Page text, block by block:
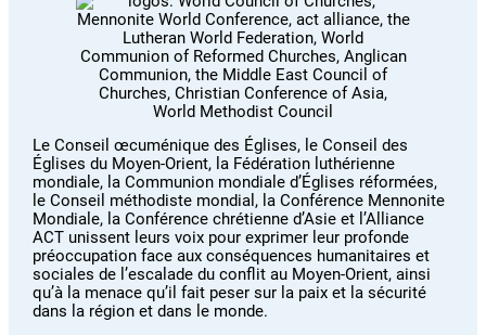
Le Conseil œcuménique des Églises, le Conseil des
Églises du Moyen-Orient, la Fédération luthérienne
mondiale, la Communion mondiale d’Églises réformées,
le Conseil méthodiste mondial, la Conférence Mennonite
Mondiale, la Conférence chrétienne d’Asie et l’Alliance
ACT unissent leurs voix pour exprimer leur profonde
préoccupation face aux conséquences humanitaires et
sociales de l’escalade du conflit au Moyen-Orient, ainsi
qu’à la menace qu’il fait peser sur la paix et la sécurité
dans la région et dans le monde.